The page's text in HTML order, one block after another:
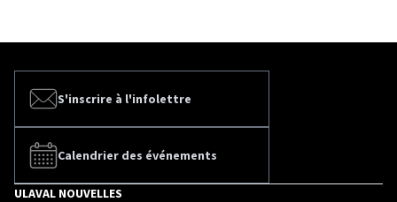
S'inscrire à l'infolettre
Calendrier des événements
ULAVAL NOUVELLES